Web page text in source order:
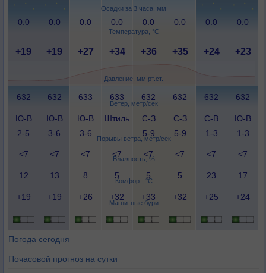
Осадки за 3 часа, мм
Температура, °C
Давление, мм рт.ст.
Ветер, метр/сек
Порывы ветра, метр/сек
Влажность, %
Комфорт, °C
Магнитные бури
0.0 0.0 0.0 0.0 0.0 0.0 0.0 0.0
+19 +19 +27 +34 +36 +35 +24 +23
632 632 633 633 632 632 632 632
Ю-В
2-5
Ю-В
3-6
Ю-В
3-6
Штиль
С-З
5-9
С-З
5-9
С-В
1-3
Ю-В
1-3
<7 <7 <7 <7 <7 <7 <7 <7
12 13 8 5 5 5 23 17
+19 +19 +26 +32 +33 +32 +25 +24
Погода сегодня
Почасовой прогноз на сутки